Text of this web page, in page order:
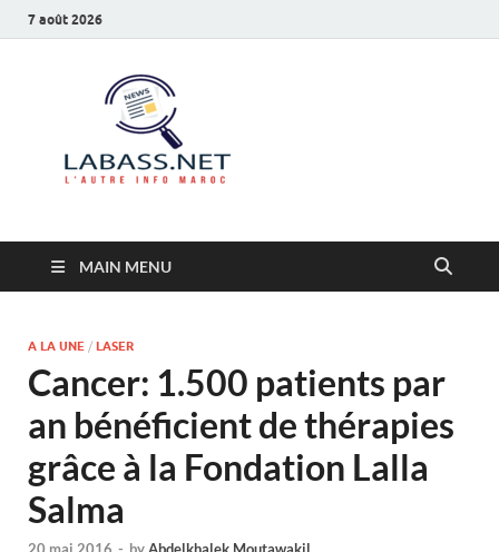
7 août 2026
MAIN MENU
A LA UNE / LASER
Cancer: 1.500 patients par
an bénéficient de thérapies
grâce à la Fondation Lalla
Salma